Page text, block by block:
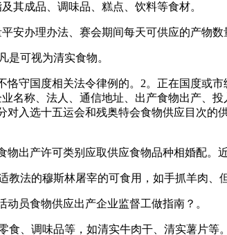
其成品、调味品、糕点、饮料等食材。
办理办法、赛会期间每天可供应的产物数
可视为清实食物。
国度相关法令律例的。2。正在国度或市
名称、法人、通信地址、出产食物出产、
入选十五运会和残奥特会食物供应目次
产许可类别应取供应食物品种相婚配。近
的穆斯林屠宰的可食用，如手抓羊肉、
员食物供应出产企业监督工做指南？。
、调味品等，如清实牛肉干、清实薯片等。